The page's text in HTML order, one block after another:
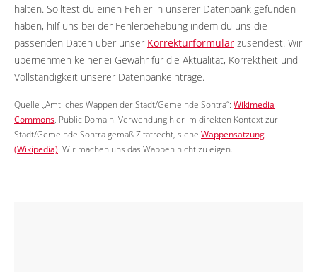
halten. Solltest du einen Fehler in unserer Datenbank gefunden
haben, hilf uns bei der Fehlerbehebung indem du uns die
passenden Daten über unser Korrekturformular zusendest. Wir
übernehmen keinerlei Gewähr für die Aktualität, Korrektheit und
Vollständigkeit unserer Datenbankeinträge.
Quelle „Amtliches Wappen der Stadt/Gemeinde Sontra“: Wikimedia
Commons, Public Domain. Verwendung hier im direkten Kontext zur
Stadt/Gemeinde Sontra gemäß Zitatrecht, siehe Wappensatzung
(Wikipedia). Wir machen uns das Wappen nicht zu eigen.